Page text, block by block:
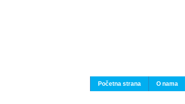
Početna strana
O nama